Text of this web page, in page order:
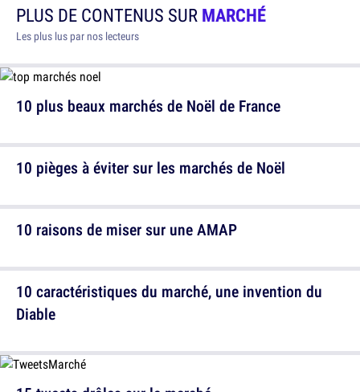
PLUS DE CONTENUS SURMARCHÉ
Les plus lus par nos lecteurs
10 plus beaux marchés de Noël de France
10 raisons de miser sur une AMAP
10 pièges à éviter sur les marchés de Noël
10 caractéristiques du marché, une invention du
Diable